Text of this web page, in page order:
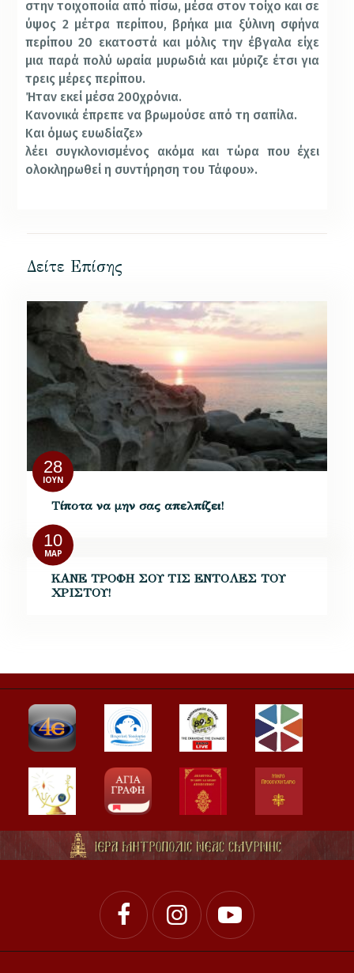
στην τοιχοποιία από πίσω, μέσα στον τοίχο και σε
ύψος 2 μέτρα περίπου, βρήκα μια ξύλινη σφήνα
περίπου 20 εκατοστά και μόλις την έβγαλα είχε
μια παρά πολύ ωραία μυρωδιά και μύριζε έτσι για
τρεις μέρες περίπου.
Ήταν εκεί μέσα 200χρόνια.
Κανονικά έπρεπε να βρωμούσε από τη σαπίλα.
Και όμως ευωδίαζε»
λέει συγκλονισμένος ακόμα και τώρα που έχει
ολοκληρωθεί η συντήρηση του Τάφου».
Δείτε Επίσης
28
ΙΟΎΝ
Τίποτα να μην σας απελπίζει!
10
ΜΑΡ
ΚΑΝΕ ΤΡΟΦΗ ΣΟΥ ΤΙΣ ΕΝΤΟΛΕΣ ΤΟΥ
ΧΡΙΣΤΟΥ!